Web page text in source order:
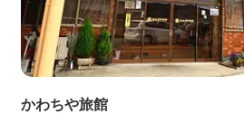
かわちや旅館